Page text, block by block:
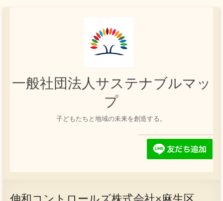
一般社団法人サステナブルマッ
プ
子どもたちと地域の未来を創造する。
伸和コントロールズ株式会社×麻生区